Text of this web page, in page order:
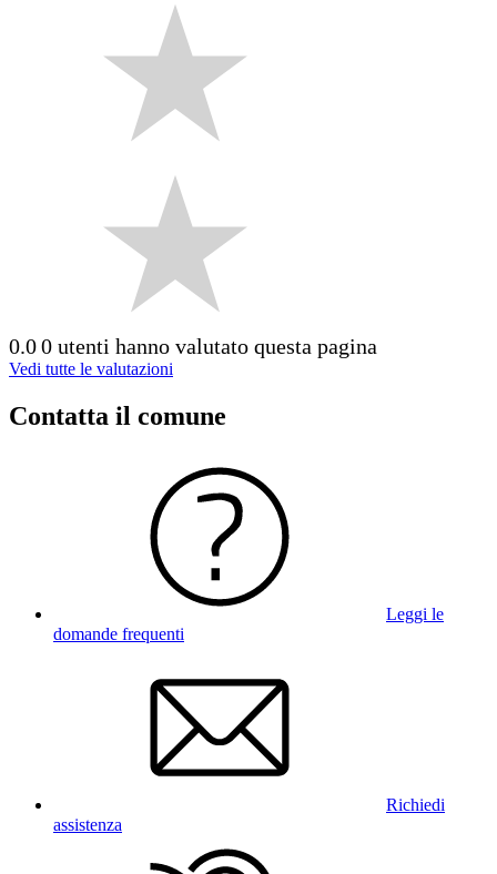
0.00 utenti hanno valutato questa pagina
Vedi tutte le valutazioni
Contatta il comune
Leggi le
domande frequenti
Richiedi
assistenza